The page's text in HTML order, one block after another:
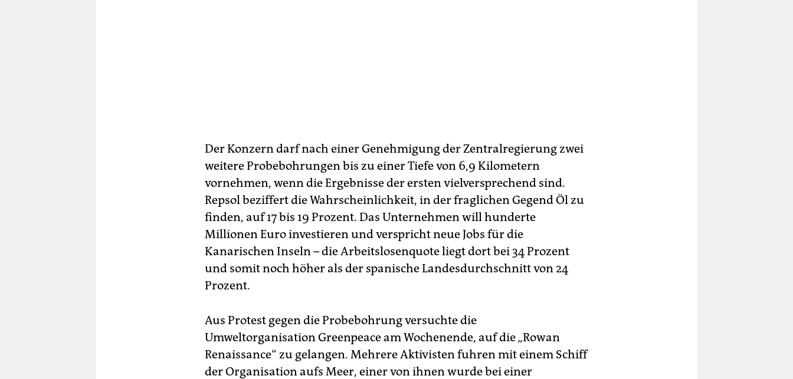
Der Konzern darf nach einer Genehmigung der Zentralregierung zwei
weitere Probebohrungen bis zu einer Tiefe von 6,9 Kilometern
vornehmen, wenn die Ergebnisse der ersten vielversprechend sind.
Repsol beziffert die Wahrscheinlichkeit, in der fraglichen Gegend Öl zu
finden, auf 17 bis 19 Prozent. Das Unternehmen will hunderte
Millionen Euro investieren und verspricht neue Jobs für die
Kanarischen Inseln – die Arbeitslosenquote liegt dort bei 34 Prozent
und somit noch höher als der spanische Landesdurchschnitt von 24
Prozent.
Aus Protest gegen die Probebohrung versuchte die
Umweltorganisation Greenpeace am Wochenende, auf die „Rowan
Renaissance“ zu gelangen. Mehrere Aktivisten fuhren mit einem Schiff
der Organisation aufs Meer, einer von ihnen wurde bei einer